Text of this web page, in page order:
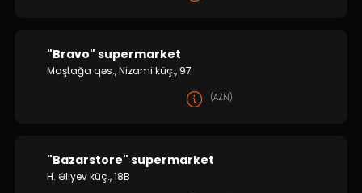
"Bravo" supermarket
Maştağa qəs., Nizami küç., 97
(AZN)
"Bazarstore" supermarket
H. Əliyev küç., 18B